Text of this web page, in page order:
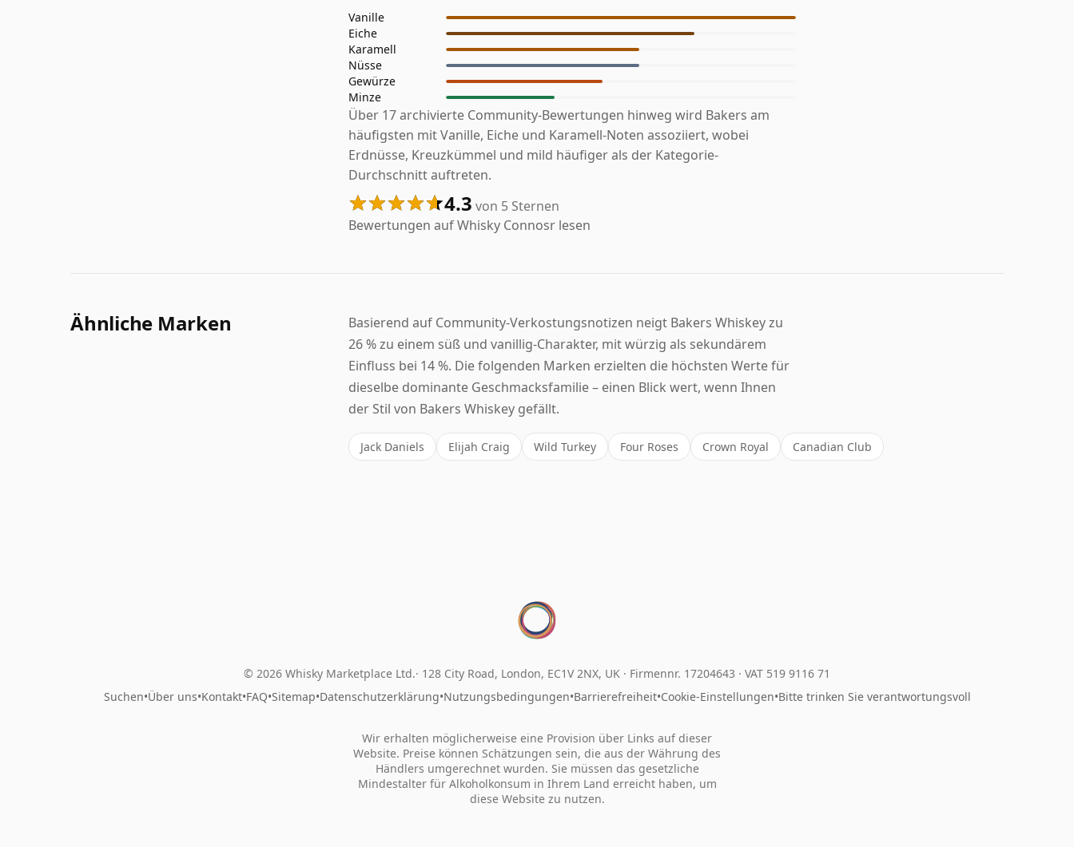
Vanille
Eiche
Karamell
Nüsse
Gewürze
Minze
Über 17 archivierte Community-Bewertungen hinweg wird Bakers am
häufigsten mit Vanille, Eiche und Karamell-Noten assoziiert, wobei
Erdnüsse, Kreuzkümmel und mild häufiger als der Kategorie-
Durchschnitt auftreten.
4.3 von 5 Sternen
Bewertungen auf Whisky Connosr lesen
Ähnliche Marken
Basierend auf Community-Verkostungsnotizen neigt Bakers Whiskey zu
26 % zu einem süß und vanillig-Charakter, mit würzig als sekundärem
Einfluss bei 14 %. Die folgenden Marken erzielten die höchsten Werte für
dieselbe dominante Geschmacksfamilie – einen Blick wert, wenn Ihnen
der Stil von Bakers Whiskey gefällt.
Jack Daniels Elijah Craig Wild Turkey Four Roses Crown Royal Canadian Club
© 2026 Whisky Marketplace Ltd. 128 City Road, London, EC1V 2NX, UK · Firmennr. 17204643 · VAT 519 9116 71
Suchen•Über uns•Kontakt•FAQ•Sitemap•Datenschutzerklärung•Nutzungsbedingungen•Barrierefreiheit•Cookie-Einstellungen•Bitte trinken Sie verantwortungsvoll
Wir erhalten möglicherweise eine Provision über Links auf dieser
Website. Preise können Schätzungen sein, die aus der Währung des
Händlers umgerechnet wurden. Sie müssen das gesetzliche
Mindestalter für Alkoholkonsum in Ihrem Land erreicht haben, um
diese Website zu nutzen.